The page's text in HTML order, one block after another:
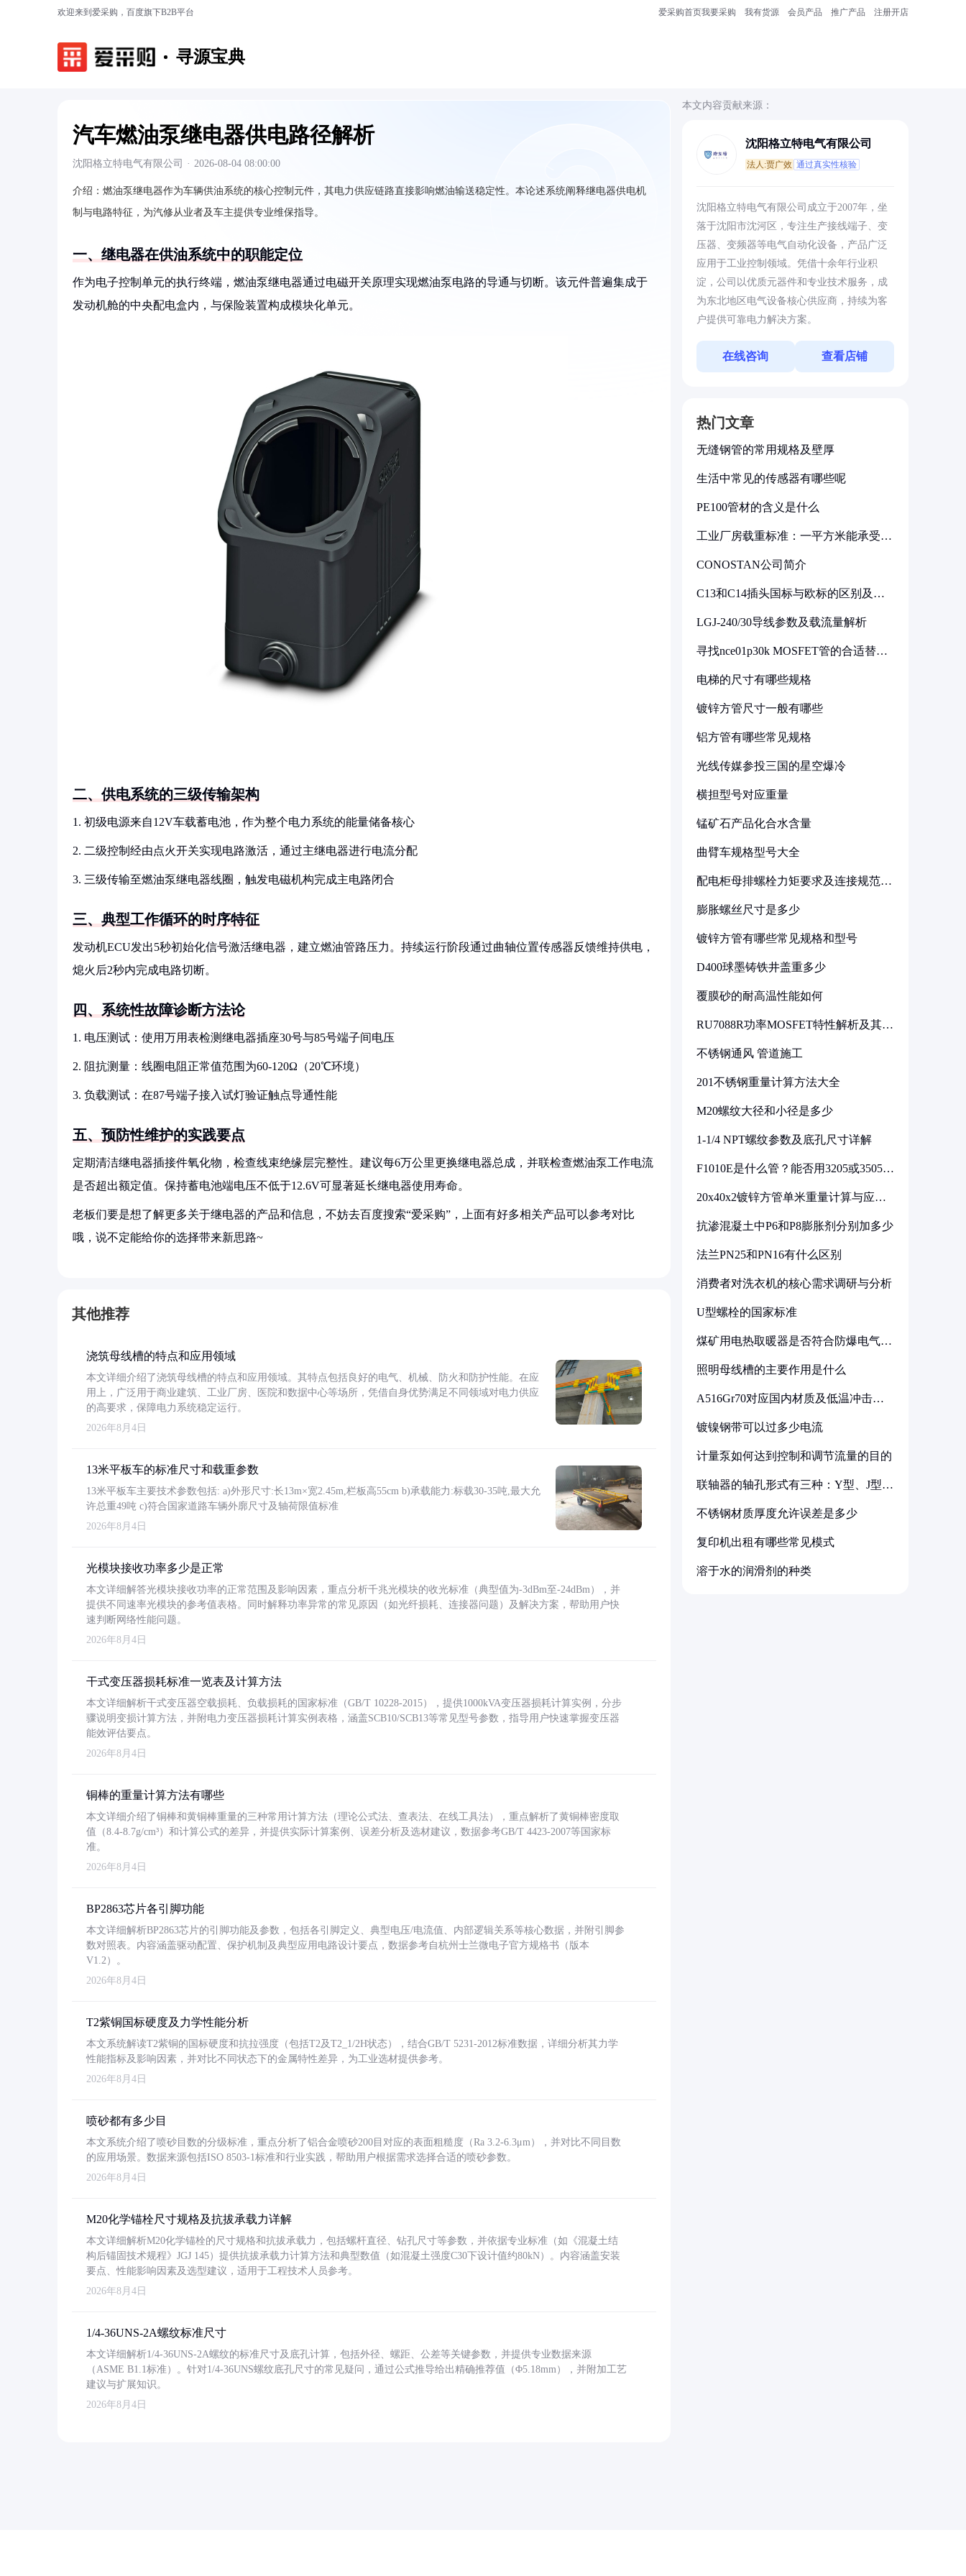
欢迎来到爱采购，百度旗下B2B平台 爱采购首页我要采购 我有货源 会员产品 推广产品 注册开店
寻源宝典
汽车燃油泵继电器供电路径解析
沈阳格立特电气有限公司 · 2026-08-04 08:00:00
介绍： 燃油泵继电器作为车辆供油系统的核心控制元件，其电力供应链路直接影响燃油输送稳定性。本论述系统阐释继电器供电机
制与电路特征，为汽修从业者及车主提供专业维保指导。
一、继电器在供油系统中的职能定位
作为电子控制单元的执行终端，燃油泵继电器通过电磁开关原理实现燃油泵电路的导通与切断。该元件普遍集成于
发动机舱的中央配电盒内，与保险装置构成模块化单元。
二、供电系统的三级传输架构
1. 初级电源来自12V车载蓄电池，作为整个电力系统的能量储备核心
2. 二级控制经由点火开关实现电路激活，通过主继电器进行电流分配
3. 三级传输至燃油泵继电器线圈，触发电磁机构完成主电路闭合
三、典型工作循环的时序特征
发动机ECU发出5秒初始化信号激活继电器，建立燃油管路压力。持续运行阶段通过曲轴位置传感器反馈维持供电，
熄火后2秒内完成电路切断。
四、系统性故障诊断方法论
1. 电压测试：使用万用表检测继电器插座30号与85号端子间电压
2. 阻抗测量：线圈电阻正常值范围为60-120Ω（20℃环境）
3. 负载测试：在87号端子接入试灯验证触点导通性能
五、预防性维护的实践要点
定期清洁继电器插接件氧化物，检查线束绝缘层完整性。建议每6万公里更换继电器总成，并联检查燃油泵工作电流
是否超出额定值。保持蓄电池端电压不低于12.6V可显著延长继电器使用寿命。
老板们要是想了解更多关于继电器的产品和信息，不妨去百度搜索“爱采购”，上面有好多相关产品可以参考对比
哦，说不定能给你的选择带来新思路~
其他推荐
浇筑母线槽的特点和应用领域
本文详细介绍了浇筑母线槽的特点和应用领域。其特点包括良好的电气、机械、防火和防护性能。在应
用上，广泛用于商业建筑、工业厂房、医院和数据中心等场所，凭借自身优势满足不同领域对电力供应
的高要求，保障电力系统稳定运行。
2026年8月4日
13米平板车的标准尺寸和载重参数
13米平板车主要技术参数包括: a)外形尺寸:长13m×宽2.45m,栏板高55cm b)承载能力:标载30-35吨,最大允
许总重49吨 c)符合国家道路车辆外廓尺寸及轴荷限值标准
2026年8月4日
光模块接收功率多少是正常
本文详细解答光模块接收功率的正常范围及影响因素，重点分析千兆光模块的收光标准（典型值为-3dBm至-24dBm），并
提供不同速率光模块的参考值表格。同时解释功率异常的常见原因（如光纤损耗、连接器问题）及解决方案，帮助用户快
速判断网络性能问题。
2026年8月4日
干式变压器损耗标准一览表及计算方法
本文详细解析干式变压器空载损耗、负载损耗的国家标准（GB/T 10228-2015），提供1000kVA变压器损耗计算实例，分步
骤说明变损计算方法，并附电力变压器损耗计算实例表格，涵盖SCB10/SCB13等常见型号参数，指导用户快速掌握变压器
能效评估要点。
2026年8月4日
铜棒的重量计算方法有哪些
本文详细介绍了铜棒和黄铜棒重量的三种常用计算方法（理论公式法、查表法、在线工具法），重点解析了黄铜棒密度取
值（8.4-8.7g/cm³）和计算公式的差异，并提供实际计算案例、误差分析及选材建议，数据参考GB/T 4423-2007等国家标
准。
2026年8月4日
BP2863芯片各引脚功能
本文详细解析BP2863芯片的引脚功能及参数，包括各引脚定义、典型电压/电流值、内部逻辑关系等核心数据，并附引脚参
数对照表。内容涵盖驱动配置、保护机制及典型应用电路设计要点，数据参考自杭州士兰微电子官方规格书（版本
V1.2）。
2026年8月4日
T2紫铜国标硬度及力学性能分析
本文系统解读T2紫铜的国标硬度和抗拉强度（包括T2及T2_1/2H状态），结合GB/T 5231-2012标准数据，详细分析其力学
性能指标及影响因素，并对比不同状态下的金属特性差异，为工业选材提供参考。
2026年8月4日
喷砂都有多少目
本文系统介绍了喷砂目数的分级标准，重点分析了铝合金喷砂200目对应的表面粗糙度（Ra 3.2-6.3μm），并对比不同目数
的应用场景。数据来源包括ISO 8503-1标准和行业实践，帮助用户根据需求选择合适的喷砂参数。
2026年8月4日
M20化学锚栓尺寸规格及抗拔承载力详解
本文详细解析M20化学锚栓的尺寸规格和抗拔承载力，包括螺杆直径、钻孔尺寸等参数，并依据专业标准（如《混凝土结
构后锚固技术规程》JGJ 145）提供抗拔承载力计算方法和典型数值（如混凝土强度C30下设计值约80kN）。内容涵盖安装
要点、性能影响因素及选型建议，适用于工程技术人员参考。
2026年8月4日
1/4-36UNS-2A螺纹标准尺寸
本文详细解析1/4-36UNS-2A螺纹的标准尺寸及底孔计算，包括外径、螺距、公差等关键参数，并提供专业数据来源
（ASME B1.1标准）。针对1/4-36UNS螺纹底孔尺寸的常见疑问，通过公式推导给出精确推荐值（Φ5.18mm），并附加工艺
建议与扩展知识。
2026年8月4日
本文内容贡献来源：
沈阳格立特电气有限公司
法人:贾广效 通过真实性核验
沈阳格立特电气有限公司成立于2007年，坐
落于沈阳市沈河区，专注生产接线端子、变
压器、变频器等电气自动化设备，产品广泛
应用于工业控制领域。凭借十余年行业积
淀，公司以优质元器件和专业技术服务，成
为东北地区电气设备核心供应商，持续为客
户提供可靠电力解决方案。
在线咨询 查看店铺
热门文章
无缝钢管的常用规格及壁厚
生活中常见的传感器有哪些呢
PE100管材的含义是什么
工业厂房载重标准：一平方米能承受多
CONOSTAN公司简介
C13和C14插头国标与欧标的区别及其
LGJ-240/30导线参数及载流量解析
寻找nce01p30k MOSFET管的合适替代
电梯的尺寸有哪些规格
镀锌方管尺寸一般有哪些
铝方管有哪些常见规格
光线传媒参投三国的星空爆冷
横担型号对应重量
锰矿石产品化合水含量
曲臂车规格型号大全
配电柜母排螺栓力矩要求及连接规范详
膨胀螺丝尺寸是多少
镀锌方管有哪些常见规格和型号
D400球墨铸铁井盖重多少
覆膜砂的耐高温性能如何
RU7088R功率MOSFET特性解析及其在
不锈钢通风 管道施工
201不锈钢重量计算方法大全
M20螺纹大径和小径是多少
1-1/4 NPT螺纹参数及底孔尺寸详解
F1010E是什么管？能否用3205或3505代
20x40x2镀锌方管单米重量计算与应用
抗渗混凝土中P6和P8膨胀剂分别加多少
法兰PN25和PN16有什么区别
消费者对洗衣机的核心需求调研与分析
U型螺栓的国家标准
煤矿用电热取暖器是否符合防爆电气设
照明母线槽的主要作用是什么
A516Gr70对应国内材质及低温冲击要
镀镍钢带可以过多少电流
计量泵如何达到控制和调节流量的目的
联轴器的轴孔形式有三种：Y型、J型、
不锈钢材质厚度允许误差是多少
复印机出租有哪些常见模式
溶于水的润滑剂的种类